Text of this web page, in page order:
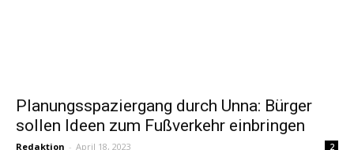
Planungsspaziergang durch Unna: Bürger
sollen Ideen zum Fußverkehr einbringen
Redaktion - April 18, 2023 2